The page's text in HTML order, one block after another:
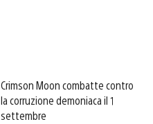
Crimson Moon combatte contro
la corruzione demoniaca il 1
settembre